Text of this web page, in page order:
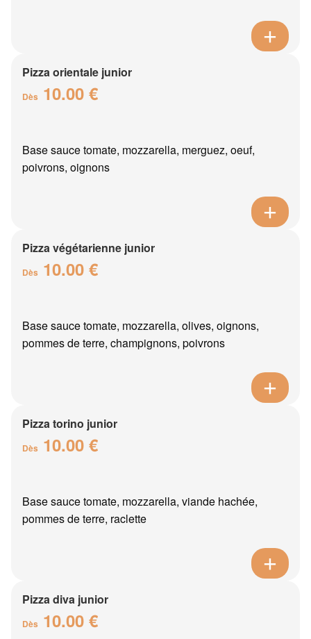
Pizza orientale junior
Dès 10.00 €
Base sauce tomate, mozzarella, merguez, oeuf,
poivrons, oignons
Pizza végétarienne junior
Dès 10.00 €
Base sauce tomate, mozzarella, olives, oignons,
pommes de terre, champignons, poivrons
Pizza torino junior
Dès 10.00 €
Base sauce tomate, mozzarella, viande hachée,
pommes de terre, raclette
Pizza diva junior
Dès 10.00 €